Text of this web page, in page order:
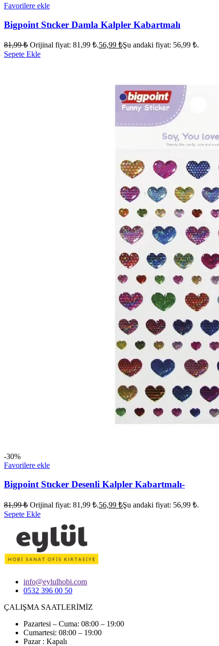
Favorilere ekle
Bigpoint Stıcker Damla Kalpler Kabartmalı
81,99₺ Orijinal fiyat: 81,99 ₺.56,99 ₺Şu andaki fiyat: 56,99 ₺.
Sepete Ekle
-30%
Favorilere ekle
Bigpoint Stıcker Desenli Kalpler Kabartmalı-
81,99₺ Orijinal fiyat: 81,99 ₺.56,99 ₺Şu andaki fiyat: 56,99 ₺.
Sepete Ekle
info@eylulhobi.com
0532 396 00 50
ÇALIŞMA SAATLERİMİZ
Pazartesi – Cuma: 08:00 – 19:00
Cumartesi: 08:00 – 19:00
Pazar : Kapalı